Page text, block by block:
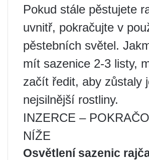
Pokud stále pěstujete
uvnitř, pokračujte v
pěstebních světel.
mít sazenice 2-3 listy,
začít ředit, aby zůstaly
nejsilnější rostliny.
INZERCE –
NÍŽE
Osvětlení sazenic